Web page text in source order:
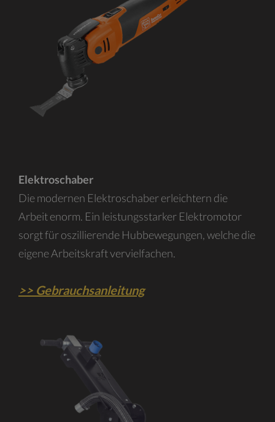
Elektroschaber
Die modernen Elektroschaber erleichtern die
Arbeit enorm. Ein leistungsstarker Elektromotor
sorgt für oszillierende Hubbewegungen, welche die
eigene Arbeitskraft vervielfachen.
>> Gebrauchsanleitung